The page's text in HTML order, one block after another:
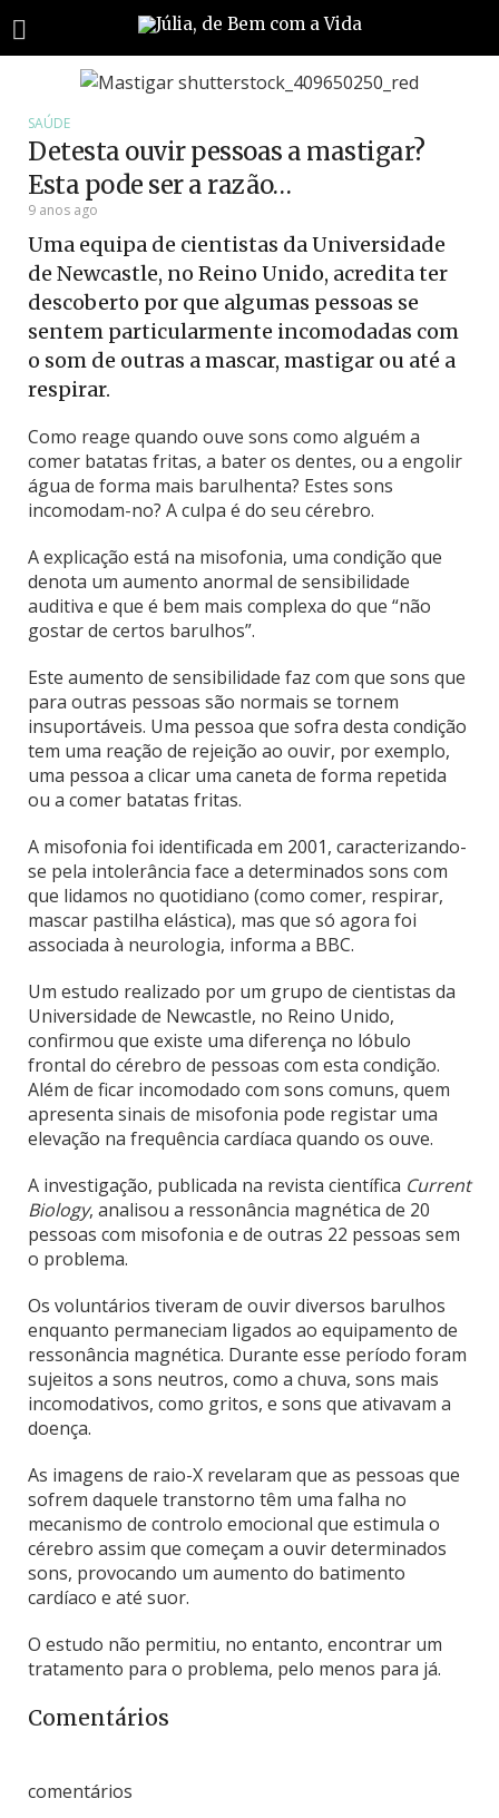
SAÚDE
Detesta ouvir pessoas a mastigar?
Esta pode ser a razão…
9 anos ago
Uma equipa de cientistas da Universidade
de Newcastle, no Reino Unido, acredita ter
descoberto por que algumas pessoas se
sentem particularmente incomodadas com
o som de outras a mascar, mastigar ou até a
respirar.
Como reage quando ouve sons como alguém a
comer batatas fritas, a bater os dentes, ou a engolir
água de forma mais barulhenta? Estes sons
incomodam-no? A culpa é do seu cérebro.
A explicação está na misofonia, uma condição que
denota um aumento anormal de sensibilidade
auditiva e que é bem mais complexa do que “não
gostar de certos barulhos”.
Este aumento de sensibilidade faz com que sons que
para outras pessoas são normais se tornem
insuportáveis. Uma pessoa que sofra desta condição
tem uma reação de rejeição ao ouvir, por exemplo,
uma pessoa a clicar uma caneta de forma repetida
ou a comer batatas fritas.
A misofonia foi identificada em 2001, caracterizando-
se pela intolerância face a determinados sons com
que lidamos no quotidiano (como comer, respirar,
mascar pastilha elástica), mas que só agora foi
associada à neurologia, informa a BBC.
Um estudo realizado por um grupo de cientistas da
Universidade de Newcastle, no Reino Unido,
confirmou que existe uma diferença no lóbulo
frontal do cérebro de pessoas com esta condição.
Além de ficar incomodado com sons comuns, quem
apresenta sinais de misofonia pode registar uma
elevação na frequência cardíaca quando os ouve.
A investigação, publicada na revista científica Current
Biology, analisou a ressonância magnética de 20
pessoas com misofonia e de outras 22 pessoas sem
o problema.
Os voluntários tiveram de ouvir diversos barulhos
enquanto permaneciam ligados ao equipamento de
ressonância magnética. Durante esse período foram
sujeitos a sons neutros, como a chuva, sons mais
incomodativos, como gritos, e sons que ativavam a
doença.
As imagens de raio-X revelaram que as pessoas que
sofrem daquele transtorno têm uma falha no
mecanismo de controlo emocional que estimula o
cérebro assim que começam a ouvir determinados
sons, provocando um aumento do batimento
cardíaco e até suor.
O estudo não permitiu, no entanto, encontrar um
tratamento para o problema, pelo menos para já.
Comentários
comentários